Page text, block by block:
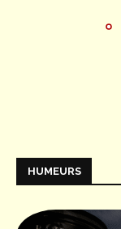
HUMEURS